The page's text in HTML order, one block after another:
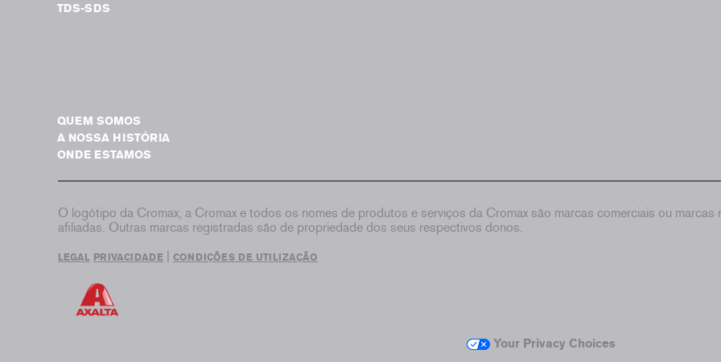
TDS-SDS
QUEM SOMOS
A NOSSA HISTÓRIA
ONDE ESTAMOS
O logótipo da Cromax, a Cromax e todos os nomes de produtos e serviços da Cromax são marcas comerciais ou
afiliadas. Outras marcas registradas são de propriedade dos seus respectivos donos.
LEGAL PRIVACIDADE CONDIÇÕES DE UTILIZAÇÃO
Your Privacy Choices